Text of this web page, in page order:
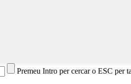
Premeu Intro per cercar o ESC per